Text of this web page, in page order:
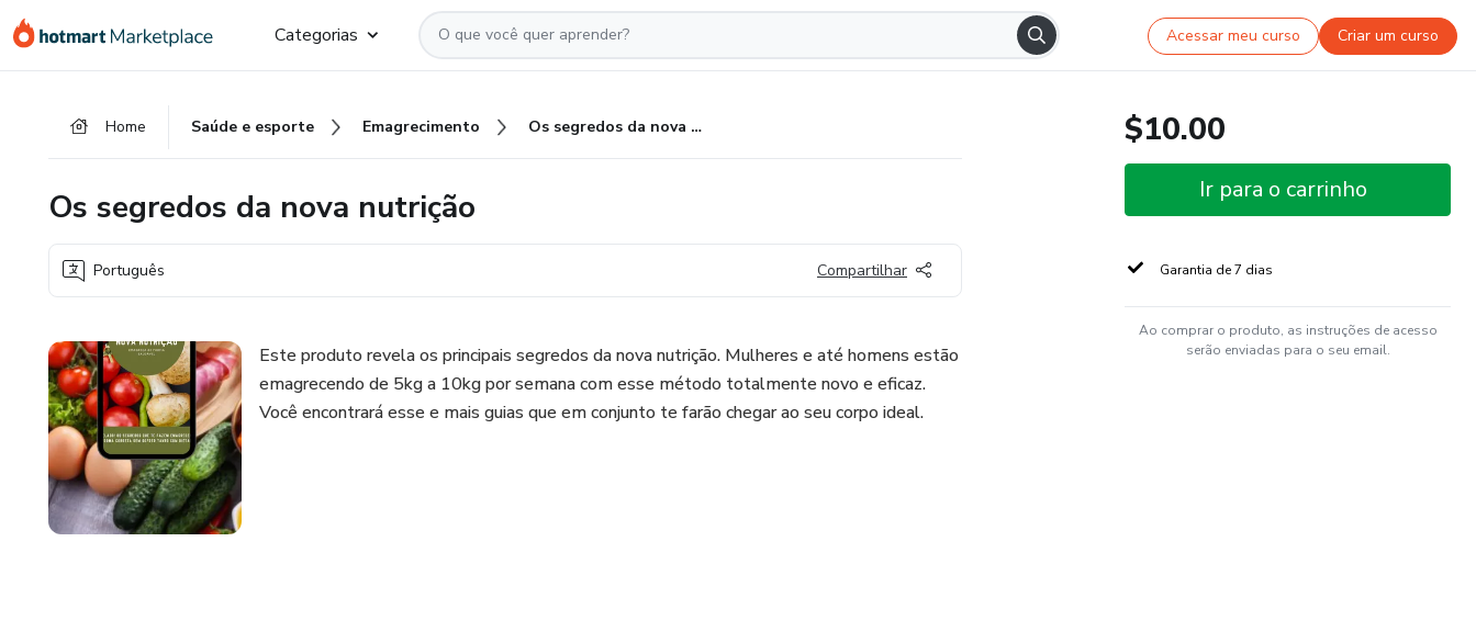
para
para
para
Categorias Acessar meu curso Criar um curso
Home Saúde e esporte Emagrecimento Os segredos da nova nutrição
Os segredos da nova nutrição
Português Compartilhar
Este produto revela os principais segredos da nova nutrição. Mulheres e até homens estão
emagrecendo de 5kg a 10kg por semana com esse método totalmente novo e eficaz.
Você encontrará esse e mais guias que em conjunto te farão chegar ao seu corpo ideal.
$10.00
Ir para o carrinho
Garantia de 7 dias
Ao comprar o produto, as instruções de acesso
serão enviadas para o seu email.